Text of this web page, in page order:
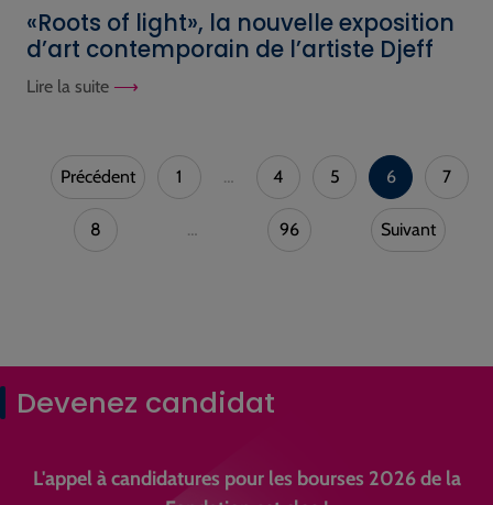
«Roots of light», la nouvelle exposition
d’art contemporain de l’artiste Djeff
Lire la suite
Précédent 1 … 4 5 6 7
8 … 96 Suivant
Devenez candidat
L'appel à candidatures pour les bourses 2026 de la